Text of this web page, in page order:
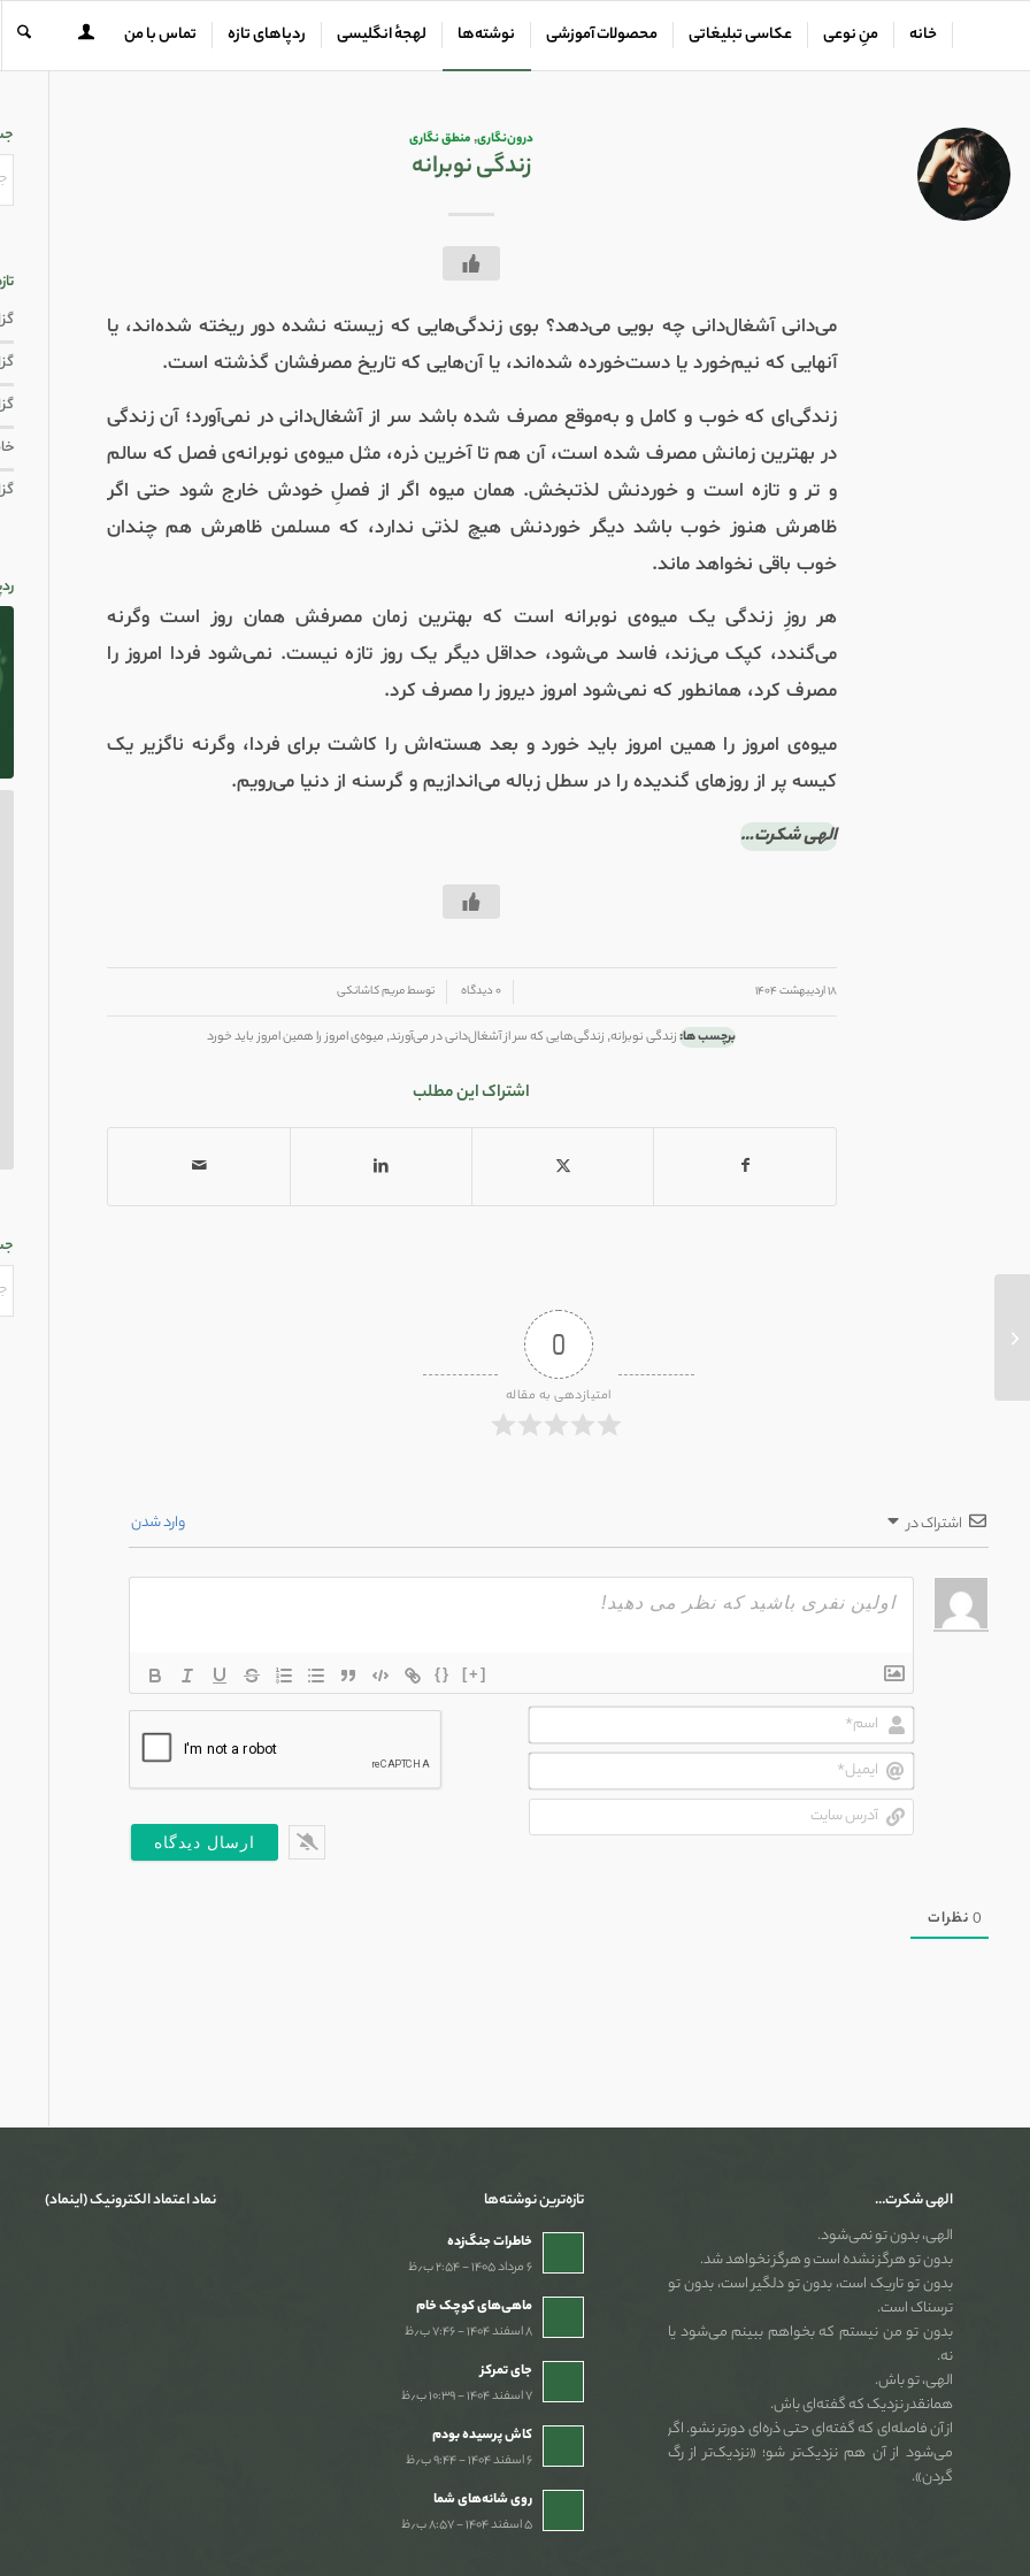
خانه منِ نوعی عکاسی تبلیغاتی محصولات آموزشی نوشته‌ها لهجهٔ انگلیسی ردپاهای تازه تماس با من
درون‌نگاری, منطق نگاری
زندگی نوبرانه
می‌دانی آشغال‌دانی چه بویی می‌دهد؟ بوی زندگی‌هایی که زیسته نشده دور ریخته شده‌اند، یا
آنهایی که نیم‌خورد یا دست‌خورده‌ شده‌اند، یا آن‌هایی که تاریخ مصرفشان گذشته است.
زندگی‌ای که خوب و کامل و به‌موقع مصرف شده باشد سر از آشغال‌دانی در نمی‌آورد؛ آن زندگی
در بهترین زمانش مصرف شده است، آن هم تا آخرین ذره، مثل میوه‌ی نوبرانه‌ی فصل که سالم
و تر و تازه است و‌ خوردنش لذتبخش. همان میوه اگر از فصلِ خودش خارج شود حتی اگر
ظاهرش هنوز خوب باشد دیگر خوردنش هیچ لذتی ندارد، که مسلمن ظاهرش هم چندان
خوب باقی نخواهد ماند.
هر روزِ زندگی یک میوه‌ی نوبرانه است که بهترین زمان مصرفش همان روز است وگرنه
می‌گندد، کپک می‌زند، فاسد می‌شود، حداقل دیگر یک روز تازه نیست. نمی‌شود فردا امروز را
مصرف کرد، همانطور که نمی‌شود امروز دیروز را مصرف کرد.
میوه‌ی امروز را همین امروز باید خورد و بعد هسته‌اش را کاشت برای فردا، وگرنه ناگزیر یک
کیسه پر از روزهای گندیده را در سطل زباله می‌اندازیم و گرسنه از دنیا می‌رویم.
الهی شکرت…
۱۸ اردیبهشت ۱۴۰۴ ۰ دیدگاه توسطمریم کاشانکی
برچسب ها:زندگی نوبرانه, زندگی‌هایی که سر از آشغال‌دانی در می‌آورند, میوه‌ی امروز را همین امروز باید خورد
اشتراک این مطلب
0
امتیازدهی به مقاله
اشتراک در وارد شدن
{} [+]
اسم*
ایمیل*
آدرس
سایت
0نظرات
الهی شکرت…
الهی، بدون تو نمی‌شود.
بدون تو هرگز نشده است و هرگز نخواهد شد.
بدون تو تاریک است، بدون تو دلگیر است، بدون تو
ترسناک است.
بدون تو من نیستم که بخواهم ببینم می‌شود یا
نه.
الهی، تو باش.
همانقدر نزدیک که گفته‌ای باش.
از آن فاصله‌ای که گفته‌ای حتی ذره‌ای دورتر نشو. اگر
می‌شود از آن هم نزدیک‌تر شو؛ «نزدیک‌تر از رگ
گردن».
تازه‌ترین نوشته‌ها
خاطرات جنگ‌‌زده
۶ مرداد ۱۴۰۵ - ۲:۵۴ ب٫ظ
ماهی‌های کوچک خام
۸ اسفند ۱۴۰۴ - ۷:۴۶ ب٫ظ
جای تمرکز
۷ اسفند ۱۴۰۴ - ۱۰:۳۹ ب٫ظ
کاش پرسیده بودم
۶ اسفند ۱۴۰۴ - ۹:۴۴ ب٫ظ
روی شانه‌های شما
۵ اسفند ۱۴۰۴ - ۸:۵۷ ب٫ظ
نماد اعتماد الکترونیک (اینماد)
کابوس